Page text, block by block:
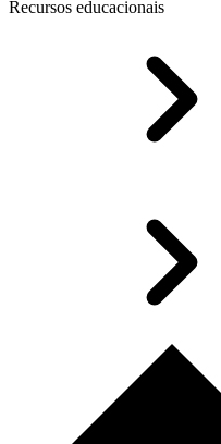
Recursos educacionais